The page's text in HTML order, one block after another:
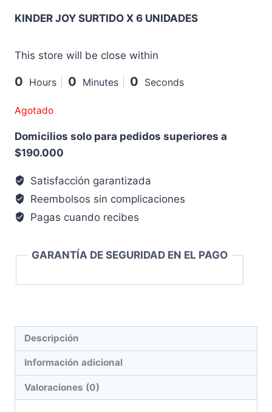
KINDER JOY SURTIDO X 6 UNIDADES
This store will be close within
0 Hours 0 Minutes 0 Seconds
Agotado
Domicilios solo para pedidos superiores a
$190.000
Satisfacción garantizada
Reembolsos sin complicaciones
Pagas cuando recibes
GARANTÍA DE SEGURIDAD EN EL PAGO
Descripción
Información adicional
Valoraciones (0)